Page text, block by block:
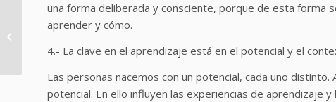
una forma deliberada y consciente, porque de esta
aprender y cómo.
4.- La clave en el aprendizaje está en el potencial y el
Las personas nacemos con un potencial, cada uno
potencial. En ello influyen las experiencias de aprendizaje
Talleres Coaching y